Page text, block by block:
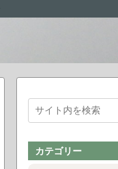
カテゴリー